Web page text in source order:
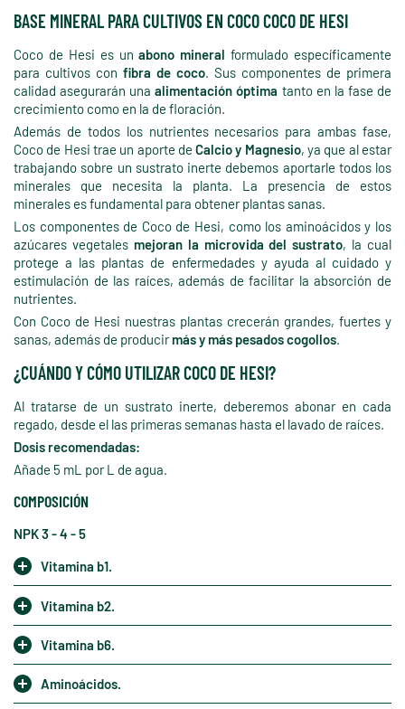
BASE MINERAL PARA CULTIVOS EN COCO COCO DE HESI
Coco de Hesi es unabono mineral formulado específicamente
para cultivos con fibra de coco. Sus componentes de primera
calidad asegurarán unaalimentación óptima tanto en la fase de
crecimiento como en la de floración.
Además de todos los nutrientes necesarios para ambas fase,
Coco de Hesi trae un aporte deCalcio y Magnesio, ya que al estar
trabajando sobre un sustrato inerte debemos aportarle todos los
minerales que necesita la planta. La presencia de estos
minerales es fundamental para obtener plantas sanas.
Los componentes de Coco de Hesi, como los aminoácidos y los
azúcares vegetales mejoran la microvida del sustrato, la cual
protege a las plantas de enfermedades y ayuda al cuidado y
estimulación de las raíces, además de facilitar la absorción de
nutrientes.
Con Coco de Hesi nuestras plantas crecerán grandes, fuertes y
sanas, además de producirmás y más pesados cogollos.
¿CUÁNDO Y CÓMO UTILIZAR COCO DE HESI?
Al tratarse de un sustrato inerte, deberemos abonar en cada
regado, desde el las primeras semanas hasta el lavado de raíces.
Dosis recomendadas:
Añade 5 mL por L de agua.
COMPOSICIÓN
NPK 3 - 4 - 5
Vitamina b1.
Vitamina b2.
Vitamina b6.
Aminoácidos.